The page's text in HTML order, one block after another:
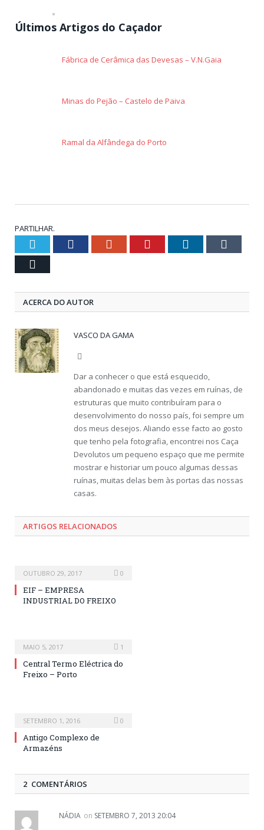
Últimos Artigos do Caçador
Fábrica de Cerâmica das Devesas – V.N.Gaia
Minas do Pejão – Castelo de Paiva
Ramal da Alfândega do Porto
PARTILHAR.
Twitter Facebook Google+ Pinterest LinkedIn
ACERCA DO AUTOR
VASCO DA GAMA
Dar a conhecer o que está esquecido,
abandonado e muitas das vezes em ruínas, de
estruturas que muito contribuíram para o
desenvolvimento do nosso país, foi sempre um
dos meus desejos. Aliando esse facto ao gosto
que tenho pela fotografia, encontrei nos Caça
Devolutos um pequeno espaço que me permite
mostrar e historiar um pouco algumas dessas
ruínas, muitas delas bem às portas das nossas
casas.
ARTIGOS RELACIONADOS
OUTUBRO 29, 2017 0
EIF – EMPRESA
INDUSTRIAL DO FREIXO
MAIO 5, 2017 1
Central Termo Eléctrica do
Freixo – Porto
SETEMBRO 1, 2016 0
Antigo Complexo de
Armazéns
2 COMENTÁRIOS
NÁDIA on SETEMBRO 7, 2013 20:04